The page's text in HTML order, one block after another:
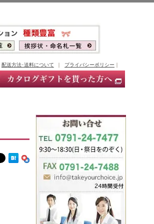
配送方法･送料について ｜ プライバシーポリシー ｜